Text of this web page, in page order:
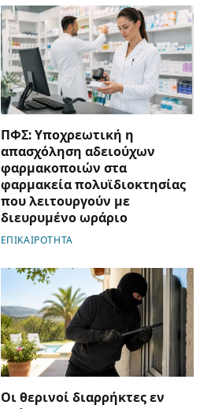
ΠΦΣ: Υποχρεωτική η
απασχόληση αδειούχων
φαρμακοποιών στα
φαρμακεία πολυϊδιοκτησίας
που λειτουργούν με
διευρυμένο ωράριο
ΕΠΙΚΑΙΡΟΤΗΤΑ
Οι θερινοί διαρρήκτες εν